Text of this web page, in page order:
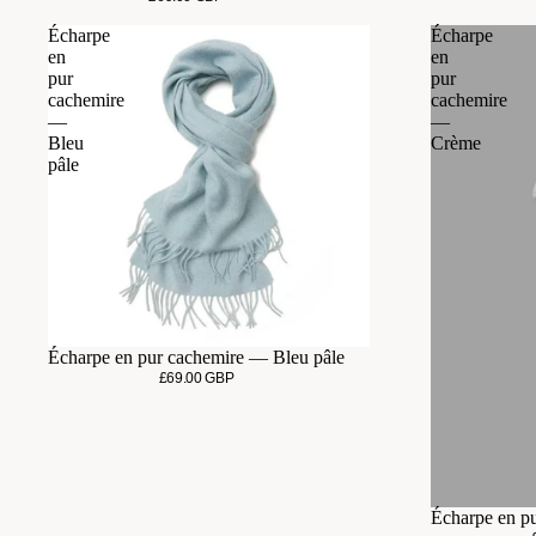
Écharpe
en
pur
cachemire
—
Bleu
pâle
Épuisé
Écharpe en pur cachemire — Bleu pâle
£69.00 GBP
Écharpe
en
pur
cachemire
—
Crème
Écharpe en